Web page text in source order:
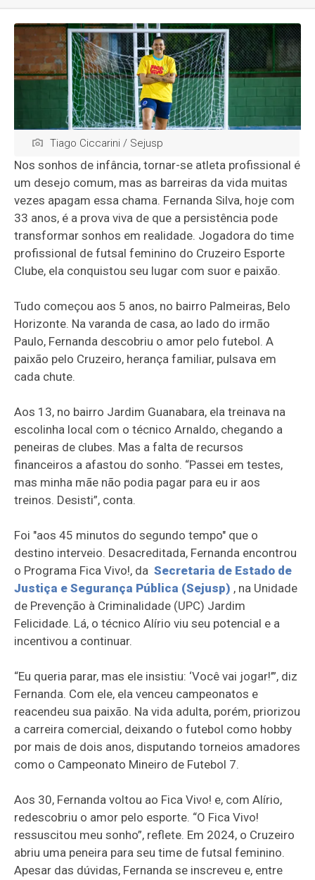
Tiago Ciccarini / Sejusp
Nos sonhos de infância, tornar-se atleta profissional é
um desejo comum, mas as barreiras da vida muitas
vezes apagam essa chama. Fernanda Silva, hoje com
33 anos, é a prova viva de que a persistência pode
transformar sonhos em realidade. Jogadora do time
profissional de futsal feminino do Cruzeiro Esporte
Clube, ela conquistou seu lugar com suor e paixão.
Tudo começou aos 5 anos, no bairro Palmeiras, Belo
Horizonte. Na varanda de casa, ao lado do irmão
Paulo, Fernanda descobriu o amor pelo futebol. A
paixão pelo Cruzeiro, herança familiar, pulsava em
cada chute.
Aos 13, no bairro Jardim Guanabara, ela treinava na
escolinha local com o técnico Arnaldo, chegando a
peneiras de clubes. Mas a falta de recursos
financeiros a afastou do sonho. “Passei em testes,
mas minha mãe não podia pagar para eu ir aos
treinos. Desisti”, conta.
Foi "aos 45 minutos do segundo tempo" que o
destino interveio. Desacreditada, Fernanda encontrou
o Programa Fica Vivo!, daSecretaria de Estado de
Justiça e Segurança Pública (Sejusp) , na Unidade
de Prevenção à Criminalidade (UPC) Jardim
Felicidade. Lá, o técnico Alírio viu seu potencial e a
incentivou a continuar.
“Eu queria parar, mas ele insistiu: ‘Você vai jogar!’”, diz
Fernanda. Com ele, ela venceu campeonatos e
reacendeu sua paixão. Na vida adulta, porém, priorizou
a carreira comercial, deixando o futebol como hobby
por mais de dois anos, disputando torneios amadores
como o Campeonato Mineiro de Futebol 7.
Aos 30, Fernanda voltou ao Fica Vivo! e, com Alírio,
redescobriu o amor pelo esporte. “O Fica Vivo!
ressuscitou meu sonho”, reflete. Em 2024, o Cruzeiro
abriu uma peneira para seu time de futsal feminino.
Apesar das dúvidas, Fernanda se inscreveu e, entre